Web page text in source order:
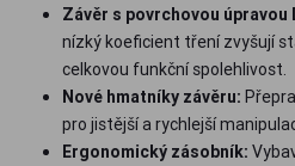
Závěr s povrchovou úpravou
nízký koeficient tření zvyšují
celkovou funkční spolehlivost.
Nové hmatníky závěru:
pro jistější a rychlejší
Ergonomický zásobník: